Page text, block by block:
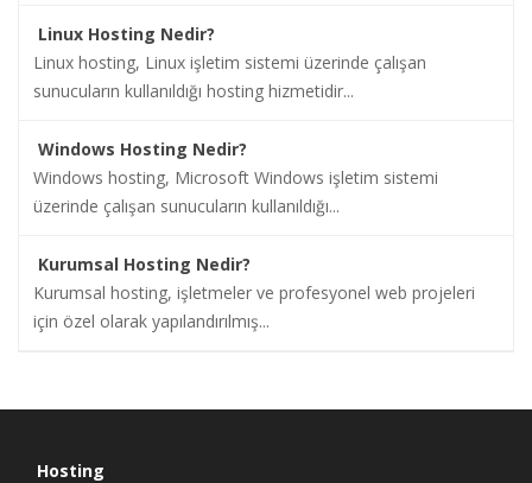
Linux Hosting Nedir?
Linux hosting, Linux işletim sistemi üzerinde çalışan
sunucuların kullanıldığı hosting hizmetidir...
Windows Hosting Nedir?
Windows hosting, Microsoft Windows işletim sistemi
üzerinde çalışan sunucuların kullanıldığı...
Kurumsal Hosting Nedir?
Kurumsal hosting, işletmeler ve profesyonel web projeleri
için özel olarak yapılandırılmış...
Hosting